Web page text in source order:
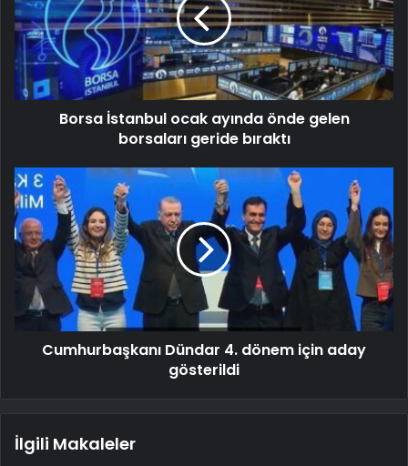
Borsa İstanbul ocak ayında önde gelen
borsaları geride bıraktı
Cumhurbaşkanı Dündar 4. dönem için aday
gösterildi
İlgili Makaleler